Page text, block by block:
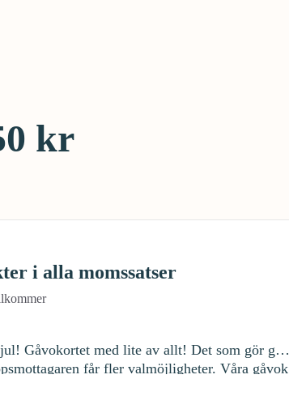
kr
i alla momssatser
Gåvokortet med lite av allt! Det som gör gåv
får fler valmöjligheter. Våra gåvok